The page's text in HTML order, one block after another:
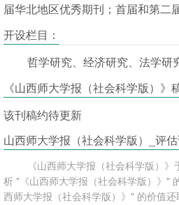
届华北地区优秀期刊；首届和第二
开设栏目：
哲学研究、经济研究、法学研
《山西师大学报（社会科学版）》
该刊稿约待更新
山西师大学报（社会科学版）_评
《山西师大学报（社会科学版）
析 "《山西师大学报（社会科学版）》"
西师大学报（社会科学版）》" 的价值还